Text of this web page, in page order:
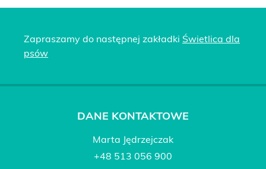
Zapraszamy do następnej zakładki Świetlica dla
psów
DANE KONTAKTOWE
Marta Jędrzejczak
+48 513 056 900